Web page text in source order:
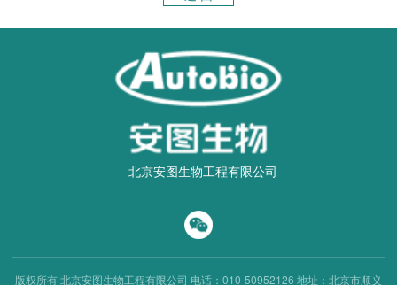
北京安图生物工程有限公司
版权所有 北京安图生物工程有限公司 电话：010-50952126 地址：北京市顺义